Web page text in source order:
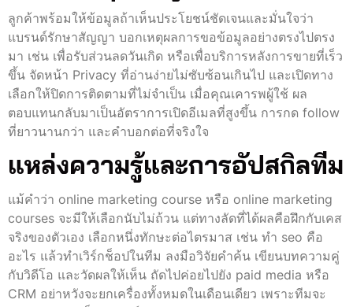
ลูกค้าพร้อมให้ข้อมูลถ้าเห็นประโยชน์ชัดเจนและมั่นใจว่า
แบรนด์รักษาสัญญา บอกเหตุผลการขอข้อมูลอย่างตรงไปตรง
มา เช่น เพื่อรับส่วนลดวันเกิด หรือเพื่อบริการหลังการขายที่เร็ว
ขึ้น จัดหน้า Privacy ที่อ่านง่ายไม่ซับซ้อนเกินไป และเปิดทาง
เลือกให้ปิดการติดตามที่ไม่จำเป็น เมื่อคุณเคารพผู้ใช้ ผล
ตอบแทนกลับมาเป็นอัตราการเปิดอีเมลที่สูงขึ้น การกด follow
ที่ยาวนานกว่า และคำบอกต่อที่จริงใจ
แหล่งความรู้และการอัปสกิลทีม
แม้คำว่า online marketing course หรือ online marketing
courses จะมีให้เลือกนับไม่ถ้วน แต่ทางลัดที่ได้ผลคือฝึกกับเคส
จริงของตัวเอง เลือกหนึ่งทักษะต่อไตรมาส เช่น ทํา seo คือ
อะไร แล้วทำเวิร์กช็อปในทีม ลงมือวิจัยคำค้น เขียนบทความคู่
กับวิดีโอ และวัดผลให้เห็น ถัดไปค่อยไปยัง paid media หรือ
CRM อย่าหวังจะยกเครื่องทั้งหมดในเดือนเดียว เพราะทีมจะ